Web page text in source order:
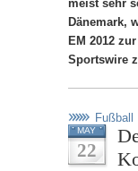
meist sehr
Dänemark,
EM 2012
Sportswire
Fußball
MAY
22